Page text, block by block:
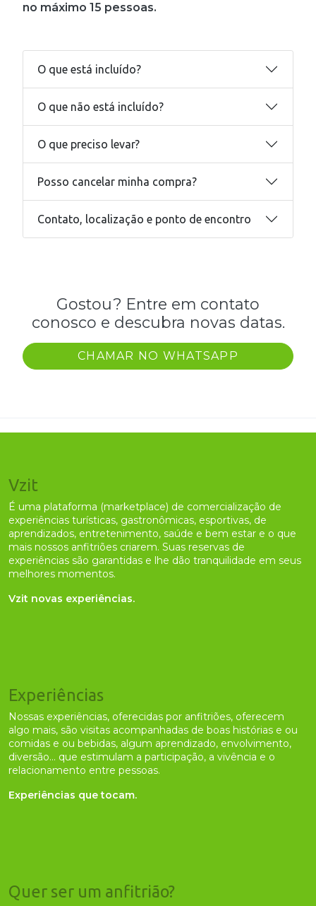
no máximo 15 pessoas.
O que está incluído?
O que não está incluído?
O que preciso levar?
Posso cancelar minha compra?
Contato, localização e ponto de encontro
Gostou? Entre em contato
conosco e descubra novas datas.
CHAMAR NO WHATSAPP
Vzit
É uma plataforma (marketplace) de comercialização de
experiências turísticas, gastronômicas, esportivas, de
aprendizados, entretenimento, saúde e bem estar e o que
mais nossos anfitriões criarem. Suas reservas de
experiências são garantidas e lhe dão tranquilidade em seus
melhores momentos.
Vzit novas experiências.
Experiências
Nossas experiências, oferecidas por anfitriões, oferecem
algo mais, são visitas acompanhadas de boas histórias e ou
comidas e ou bebidas, algum aprendizado, envolvimento,
diversão... que estimulam a participação, a vivência e o
relacionamento entre pessoas.
Experiências que tocam.
Quer ser um anfitrião?